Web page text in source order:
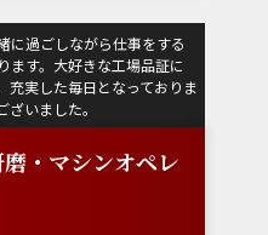
に過ごしながら仕事をする
ます。大好きな工場品証に
充実した毎日となっておりま
ざいました。
・マシンオペレ